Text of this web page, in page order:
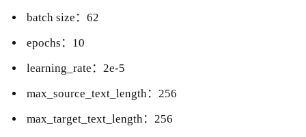
batch size：62
epochs：10
learning_rate：2e-5
max_source_text_length：256
max_target_text_length：256